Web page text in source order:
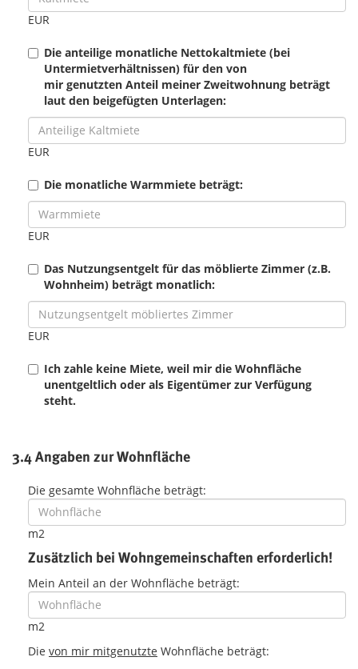
EUR
Die anteilige monatliche Nettokaltmiete (bei
Untermietverhältnissen) für den von
mir genutzten Anteil meiner Zweitwohnung beträgt
laut den beigefügten Unterlagen:
EUR
Die monatliche Warmmiete beträgt:
EUR
Das Nutzungsentgelt für das möblierte Zimmer (z.B.
Wohnheim) beträgt monatlich:
EUR
Ich zahle keine Miete, weil mir die Wohnfläche
unentgeltlich oder als Eigentümer zur Verfügung
steht.
3.4 Angaben zur Wohnfläche
Die gesamte Wohnfläche beträgt:
m2
Zusätzlich bei Wohngemeinschaften erforderlich!
Mein Anteil an der Wohnfläche beträgt:
m2
Die von mir mitgenutzte Wohnfläche beträgt: